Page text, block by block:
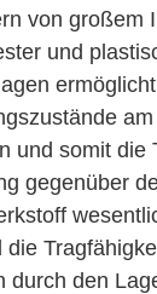
von großem
und
und somit die
gegenüber
durch den